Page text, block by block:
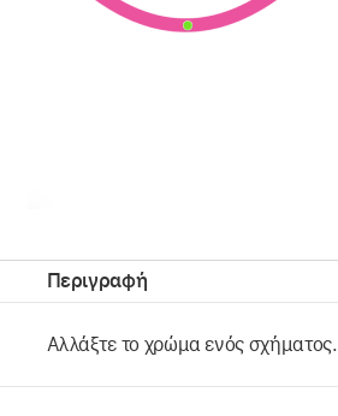
Περιγραφή
Αλλάξτε το χρώμα ενός σχήματος.